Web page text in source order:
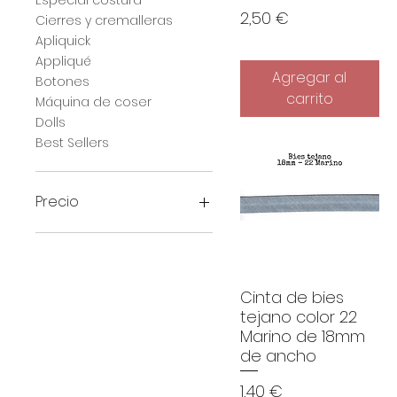
Cierres y cremalleras
Apliquick
Appliqué
Botones
Máquina de coser
Dolls
Best Sellers
Precio
Precio
2,50 €
Agregar al
carrito
Cinta de bies
tejano color 22
Marino de 18mm
de ancho
Precio
1,40 €